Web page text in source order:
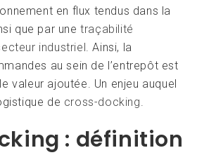
en flux tendus dans la
que par unetraçabilité
industriel . Ainsi, la
au sein de l’entrepôt est
valeur ajoutée. Un enjeu auquel
de cross-docking
: définition